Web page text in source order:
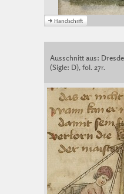
Ausschnitt aus:
(Sigle: D), fol. 27r.